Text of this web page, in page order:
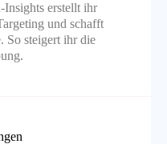
erstellt ihr
und schafft
So steigert ihr die